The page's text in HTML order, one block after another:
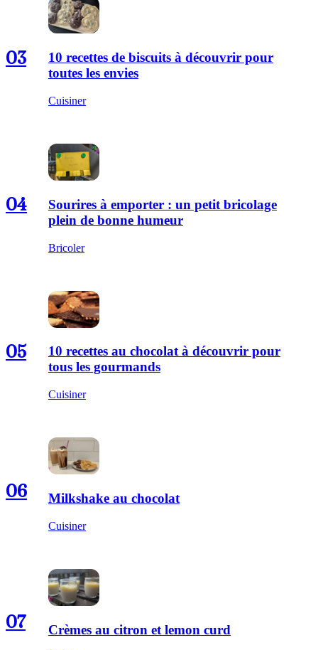
03
10 recettes de biscuits à découvrir pour
toutes les envies
Cuisiner
04
Sourires à emporter : un petit bricolage
plein de bonne humeur
Bricoler
05
10 recettes au chocolat à découvrir pour
tous les gourmands
Cuisiner
06 Milkshake au chocolat
Cuisiner
07 Crèmes au citron et lemon curd